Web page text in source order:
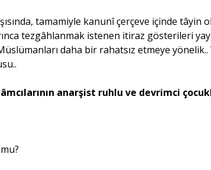
tamamiyle kanunî çerçeve içinde tâyin
tezgâhlanmak istenen itiraz gösterileri
daha bir rahatsız etmeye yönelik..
anarşist ruhlu ve devrimci